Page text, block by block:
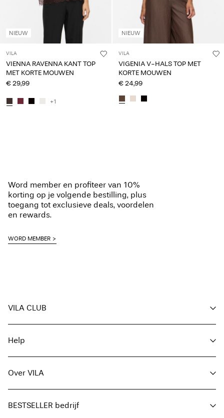
NIEUW
VILA
VIENNA RAVENNA KANT TOP
MET KORTE MOUWEN
€ 29,99
+1
NIEUW
VILA
VIGENIA V-HALS TOP MET
KORTE MOUWEN
€ 24,99
Word member en profiteer van 10%
korting op je volgende bestilling, plus
toegang tot exclusieve deals, voordelen
en rewards.
WORD MEMBER
VILA CLUB
Word member
Mijn account
Bestelling volgen
Help
Hier Retourneren
Leveringsopties
Maattabel
Over VILA
Zoek je winkel
BESTSELLER bedrijf